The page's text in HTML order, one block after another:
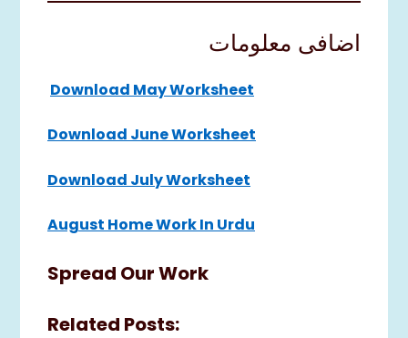
اضافی معلومات
Download May Worksheet
Download June Worksheet
Download July Worksheet
August Home Work In Urdu
Spread Our Work
Related Posts: